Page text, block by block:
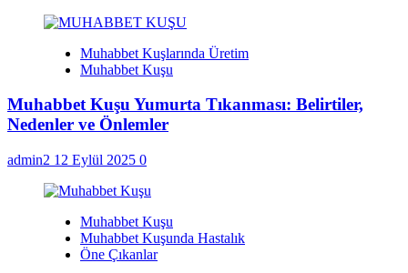
Muhabbet Kuşlarında Üretim
Muhabbet Kuşu
Muhabbet Kuşu Yumurta Tıkanması: Belirtiler,
Nedenler ve Önlemler
admin2 12 Eylül 2025 0
Muhabbet Kuşu
Muhabbet Kuşunda Hastalık
Öne Çıkanlar